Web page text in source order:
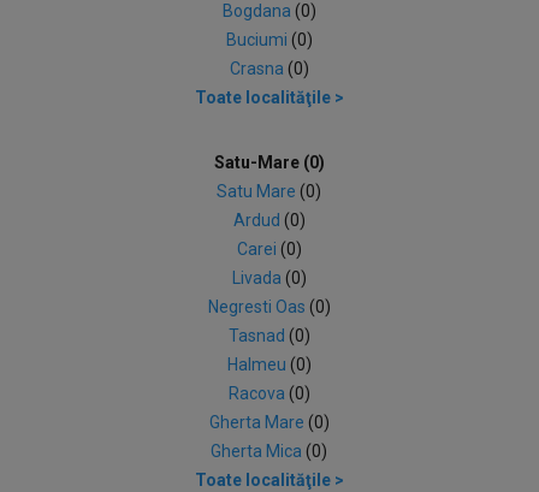
Bogdana (0)
Buciumi (0)
Crasna (0)
Toate localităţile >
Satu-Mare (0)
Satu Mare (0)
Ardud (0)
Carei (0)
Livada (0)
Negresti Oas (0)
Tasnad (0)
Halmeu (0)
Racova (0)
Gherta Mare (0)
Gherta Mica (0)
Toate localităţile >